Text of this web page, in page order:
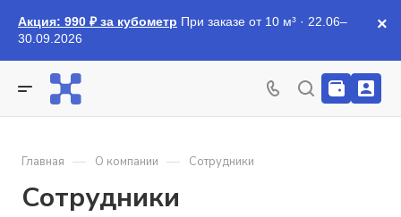
Акция: 990 ₽ за кубометр При заказе от 10 м³ · 22.06–
30.09.2026
×
Главная — О компании — Сотрудники
Сотрудники